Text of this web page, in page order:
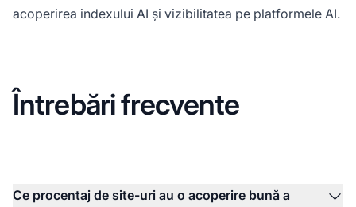
acoperirea indexului AI și vizibilitatea pe platformele AI.
Întrebări frecvente
Ce procentaj de site-uri au o acoperire bună a